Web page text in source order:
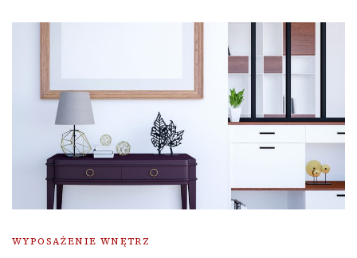
WYPOSAŻENIE WNĘTRZ